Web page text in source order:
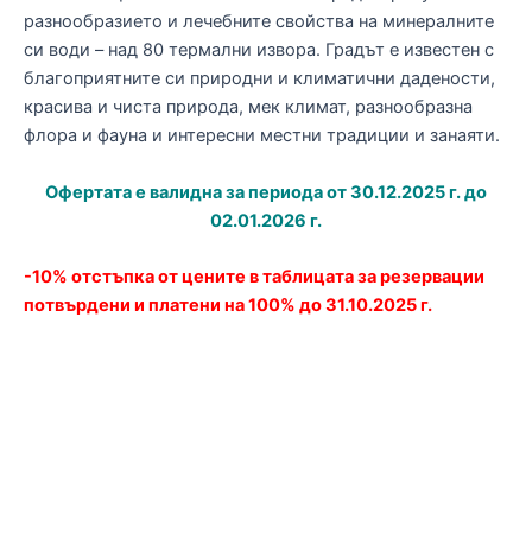
разнообразието и лечебните свойства на минералните
си води – над 80 термални извора. Градът е известен с
благоприятните си природни и климатични дадености,
красива и чиста природа, мек климат, разнообразна
флора и фауна и интересни местни традиции и занаяти.
Офертата е валидна за периода от 30.12.2025 г. до
02.01.2026 г.
-10% отстъпка от цените в таблицата за резервации
потвърдени и платени на 100% до 31.10.2025 г.